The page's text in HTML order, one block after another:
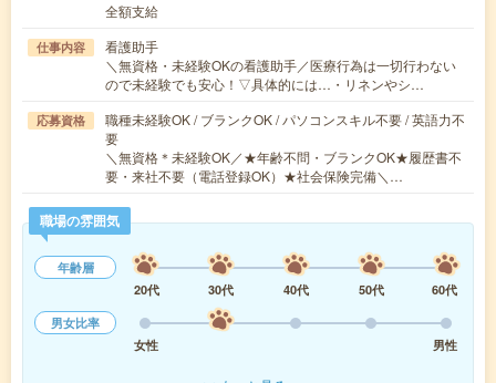
全額支給
仕事内容
看護助手
＼無資格・未経験OKの看護助手／医療行為は一切行わない
ので未経験でも安心！▽具体的には…・リネンやシ…
応募資格
職種未経験OK / ブランクOK / パソコンスキル不要 / 英語力不
要
＼無資格＊未経験OK／★年齢不問・ブランクOK★履歴書不
要・来社不要（電話登録OK）★社会保険完備＼…
職場の雰囲気
年齢層
20代
30代 40代 50代
60代
男女比率
女性
男性